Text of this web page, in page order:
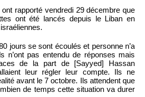
rapporté vendredi 29 décembre que
ont été lancés depuis le Liban en
jours se sont écoulés et personne n’a
n’ont pas entendu de réponses mais
de la part de [Sayyed] Hassan
leur régler leur compte. Ils ne
avant le 7 octobre. Ils attendent que
de temps cette situation va durer